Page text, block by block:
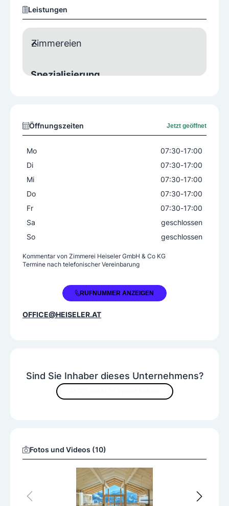
Leistungen
Zimmereien
Spezialisierung
Holzriegelbau
Landwirtschaftsbauten
Baustoffabverkauf
Renovierungen
Umbauten
Zubauten
Sind Sie Inhaber dieses Unternehmens?
Fotos und Videos (10)
Öffnungszeiten Jetzt geöffnet
Mo 07:30-17:00
Di
07:30-17:00
Mi
07:30-17:00
Do
07:30-17:00
Fr
07:30-17:00
Sa
geschlossen
So
geschlossen
Kommentar von Zimmerei Heiseler GmbH & Co KG
Termine nach telefonischer Vereinbarung
+43 5554 5255RUFNUMMER ANZEIGEN
OFFICE@HEISELER.AT